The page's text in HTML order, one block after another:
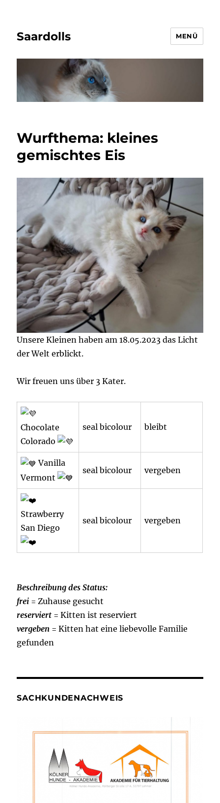
Saardolls MENÜ
Wurfthema: kleines
gemischtes Eis
Unsere Kleinen haben am 18.05.2023 das Licht
der Welt erblickt.
Wir freuen uns über 3 Kater.
Chocolate
Colorado
seal bicolour bleibt
Vanilla
Vermont
seal bicolour vergeben
Strawberry
San Diego
seal bicolour vergeben
Beschreibung des Status:
frei = Zuhause gesucht
reserviert = Kitten ist reserviert
vergeben = Kitten hat eine liebevolle Familie
gefunden
SACHKUNDENACHWEIS